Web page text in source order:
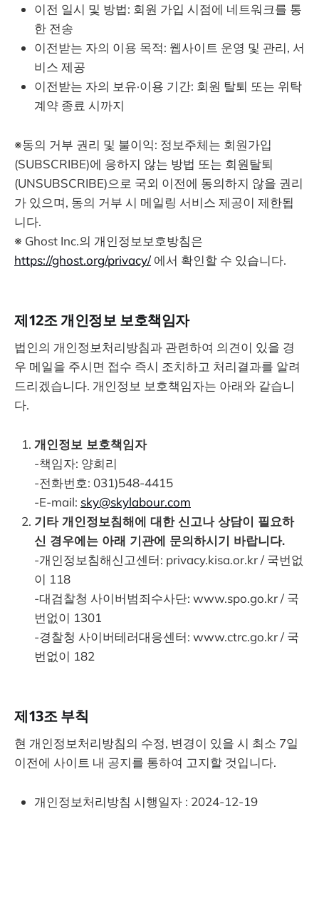
이전 일시 및 방법: 회원 가입 시점에 네트워크를 통
한 전송
이전받는 자의 이용 목적: 웹사이트 운영 및 관리, 서
비스 제공
이전받는 자의 보유·이용 기간: 회원 탈퇴 또는 위탁
계약 종료 시까지
※동의 거부 권리 및 불이익: 정보주체는 회원가입
(SUBSCRIBE)에 응하지 않는 방법 또는 회원탈퇴
(UNSUBSCRIBE)으로 국외 이전에 동의하지 않을 권리
가 있으며, 동의 거부 시 메일링 서비스 제공이 제한됩
니다.
※ Ghost Inc.의 개인정보보호방침은
https://ghost.org/privacy/에서 확인할 수 있습니다.
제12조 개인정보 보호책임자
법인의 개인정보처리방침과 관련하여 의견이 있을 경
우 메일을 주시면 접수 즉시 조치하고 처리결과를 알려
드리겠습니다. 개인정보 보호책임자는 아래와 같습니
다.
개인정보 보호책임자
-책임자: 양희리
-전화번호: 031)548-4415
-E-mail: sky@skylabour.com
기타 개인정보침해에 대한 신고나 상담이 필요하
신 경우에는 아래 기관에 문의하시기 바랍니다.
-개인정보침해신고센터: privacy.kisa.or.kr / 국번없
이 118
-대검찰청 사이버범죄수사단: www.spo.go.kr / 국
번없이 1301
-경찰청 사이버테러대응센터: www.ctrc.go.kr / 국
번없이 182
제13조 부칙
현 개인정보처리방침의 수정, 변경이 있을 시 최소 7일
이전에 사이트 내 공지를 통하여 고지할 것입니다.
개인정보처리방침 시행일자 : 2024-12-19